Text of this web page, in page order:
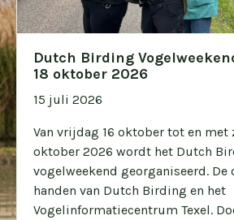
Dutch Birding
18 oktober 2026
15 juli 2026
Van vrijdag 16 oktober tot en met
oktober 2026 wordt het Dutch
vogelweekend georganiseerd.
handen van Dutch Birding en het
Vogelinformatiecentrum Texel.